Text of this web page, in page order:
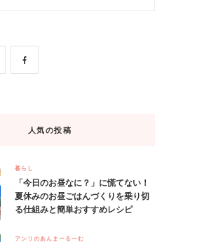
人気の投稿
暮らし
「今日のお昼なに？」に慌てない！
夏休みのお昼ごはんづくりを乗り切
る仕組みと簡単おすすめレシピ
アンリのあんまーるーむ